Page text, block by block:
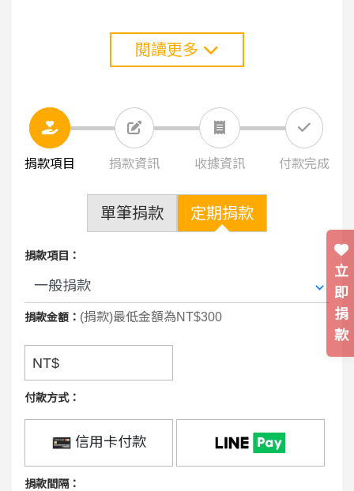
閱讀更多
捐款項目 捐款資訊 收據資訊 付款完成
單筆捐款 定期捐款
捐款項目：
捐款金額： (捐款)最低金額為NT$300
NT$
付款方式：
信用卡付款
捐款間隔：
立
即
捐
款